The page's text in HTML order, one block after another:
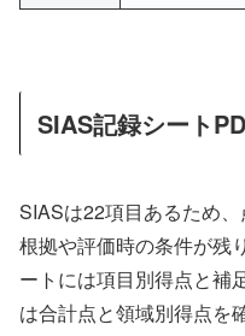
SIAS記録シート
SIASは22項目あるため
根拠や評価時の条件が残
ートには項目別得点と補
は合計点と領域別得点を